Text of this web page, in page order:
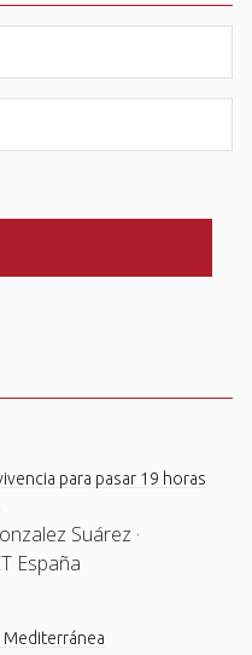
para pasar 19 horas
Suárez ·
España
Mediterránea